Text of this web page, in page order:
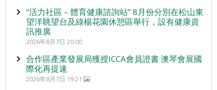
“活力社區 – 體育健康諮詢站” 8月份分別在松山東
望洋眺望台及綠楊花園休憩區舉行，設有健康資
訊推廣
2026年8月7日 20:00
合作區產業發展局獲授ICCA會員證書 澳琴會展國
際化再提速
2026年8月7日 19:21